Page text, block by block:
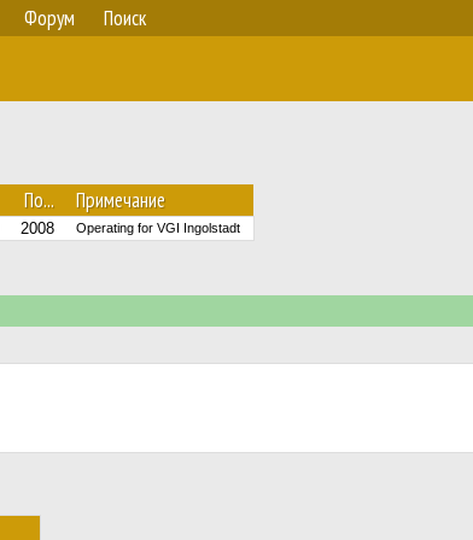
Форум Поиск
По... Примечание
2008 Operating for VGI Ingolstadt